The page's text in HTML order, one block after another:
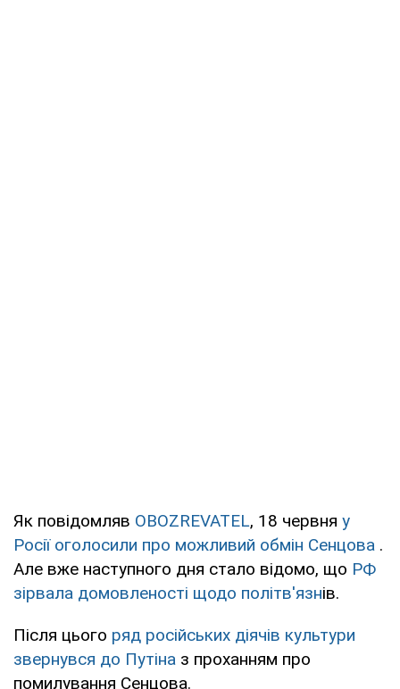
Як повідомляв OBOZREVATEL, 18 червня у
Росії оголосили про можливий обмін Сенцова .
Але вже наступного дня стало відомо, що РФ
зірвала домовленості щодо політв'язнів.
Після цього ряд російських діячів культури
звернувся до Путіна з проханням про
помилування Сенцова.